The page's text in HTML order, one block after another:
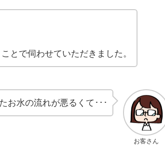
とで伺わせていただきました。
お客さん
お水の流れが悪るくて･･･